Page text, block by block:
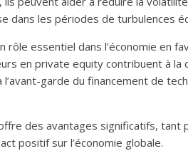
dans les périodes de turbulences
rôle essentiel dans l’économie en
en private equity contribuent à
l’avant-garde du financement de
des avantages significatifs,
positif sur l’économie globale.